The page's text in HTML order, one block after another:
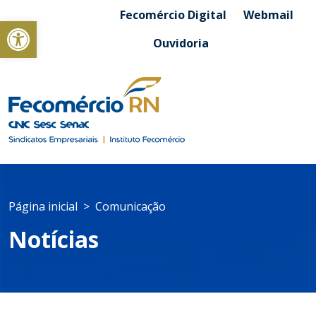
Abrir a barra de ferramentasFecomércio Digital
Webmail
Ouvidoria
Página inicial Comunicação
Notícias